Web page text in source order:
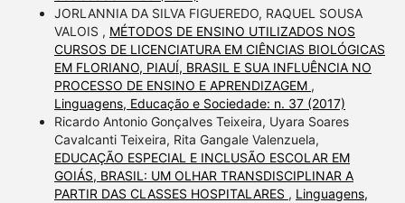
JORLANNIA DA SILVA FIGUEREDO, RAQUEL SOUSA
VALOIS , MÉTODOS DE ENSINO UTILIZADOS NOS
CURSOS DE LICENCIATURA EM CIÊNCIAS BIOLÓGICAS
EM FLORIANO, PIAUÍ, BRASIL E SUA INFLUÊNCIA NO
PROCESSO DE ENSINO E APRENDIZAGEM ,
Linguagens, Educação e Sociedade: n. 37 (2017)
Ricardo Antonio Gonçalves Teixeira, Uyara Soares
Cavalcanti Teixeira, Rita Gangale Valenzuela,
EDUCAÇÃO ESPECIAL E INCLUSÃO ESCOLAR EM
GOIÁS, BRASIL: UM OLHAR TRANSDISCIPLINAR A
PARTIR DAS CLASSES HOSPITALARES , Linguagens,